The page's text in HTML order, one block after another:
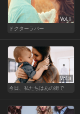
Vol.1
ドクターラバー
Vol.3
今日、私たちはあの街で